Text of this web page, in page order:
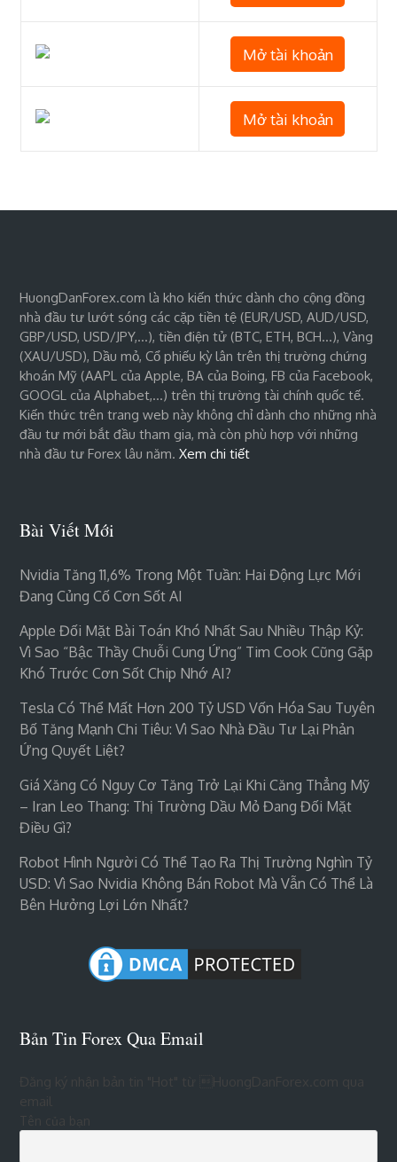
Mở tài khoản
Mở tài khoản
HuongDanForex.com là kho kiến thức dành cho cộng đồng
nhà đầu tư lướt sóng các cặp tiền tệ (EUR/USD, AUD/USD,
GBP/USD, USD/JPY,…), tiền điện tử (BTC, ETH, BCH…), Vàng
(XAU/USD), Dầu mỏ, Cổ phiếu kỳ lân trên thị trường chứng
khoán Mỹ (AAPL của Apple, BA của Boing, FB của Facebook,
GOOGL của Alphabet,…) trên thị trường tài chính quốc tế.
Kiến thức trên trang web này không chỉ dành cho những nhà
đầu tư mới bắt đầu tham gia, mà còn phù hợp với những
nhà đầu tư Forex lâu năm.Xem chi tiết
Bài Viết Mới
Nvidia Tăng 11,6% Trong Một Tuần: Hai Động Lực Mới
Đang Củng Cố Cơn Sốt AI
Apple Đối Mặt Bài Toán Khó Nhất Sau Nhiều Thập Kỷ:
Vì Sao “bậc Thầy Chuỗi Cung Ứng” Tim Cook Cũng Gặp
Khó Trước Cơn Sốt Chip Nhớ AI?
Tesla Có Thể Mất Hơn 200 Tỷ USD Vốn Hóa Sau Tuyên
Bố Tăng Mạnh Chi Tiêu: Vì Sao Nhà Đầu Tư Lại Phản
Ứng Quyết Liệt?
Giá Xăng Có Nguy Cơ Tăng Trở Lại Khi Căng Thẳng Mỹ
– Iran Leo Thang: Thị Trường Dầu Mỏ Đang Đối Mặt
Điều Gì?
Robot Hình Người Có Thể Tạo Ra Thị Trường Nghìn Tỷ
USD: Vì Sao Nvidia Không Bán Robot Mà Vẫn Có Thể Là
Bên Hưởng Lợi Lớn Nhất?
Bản Tin Forex Qua Email
Đăng ký nhận bản tin "Hot" từ HuongDanForex.com qua
Tên của bạn